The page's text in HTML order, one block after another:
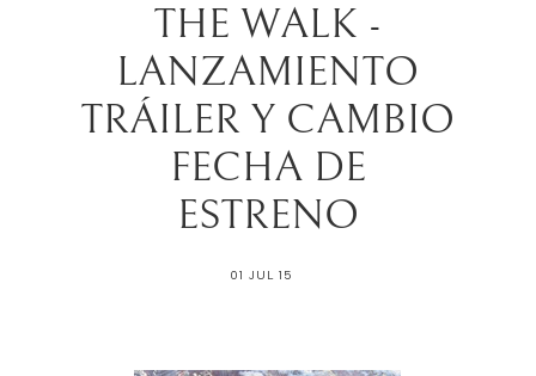
THE WALK -
LANZAMIENTO
TRÁILER Y CAMBIO
FECHA DE
01 JUL 15